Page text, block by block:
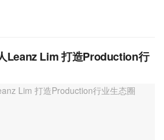
Leanz Lim 打造Production行